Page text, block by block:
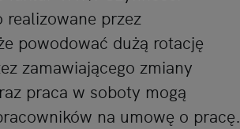
realizowane przez
powodować dużą rotację
zamawiającego zmiany
praca w soboty mogą
na umowę o pracę.